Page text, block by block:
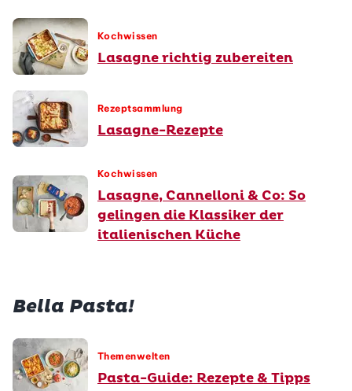
Kochwissen
Lasagne richtig zubereiten
Rezeptsammlung
Lasagne-Rezepte
Kochwissen
Lasagne, Cannelloni & Co: So
gelingen die Klassiker der
italienischen Küche
Bella Pasta!
Themenwelten
Pasta-Guide: Rezepte & Tipps